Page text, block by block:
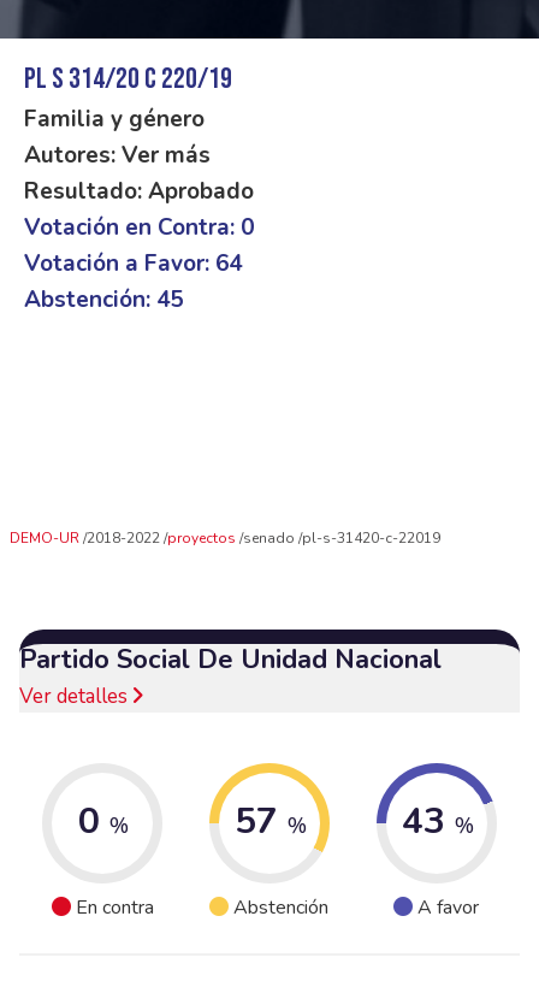
PL S 314/20 C 220/19
Familia y género
Autores: Ver más
Resultado: Aprobado
Votación en Contra: 0
Votación a Favor: 64
Abstención: 45
DEMO-UR 2018-2022 proyectos senado pl-s-31420-c-22019
Partido Social De Unidad Nacional
Ver detalles
0 %
En contra
57 %
Abstención
43 %
A favor